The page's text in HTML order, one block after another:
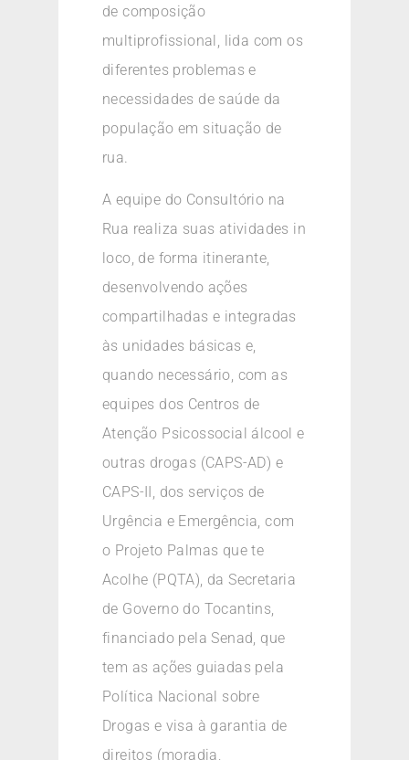
de composição
multiprofissional, lida com os
diferentes problemas e
necessidades de saúde da
população em situação de
rua.
A equipe do Consultório na
Rua realiza suas atividades in
loco, de forma itinerante,
desenvolvendo ações
compartilhadas e integradas
às unidades básicas e,
quando necessário, com as
equipes dos Centros de
Atenção Psicossocial álcool e
outras drogas (CAPS-AD) e
CAPS-II, dos serviços de
Urgência e Emergência, com
o Projeto Palmas que te
Acolhe (PQTA), da Secretaria
de Governo do Tocantins,
financiado pela Senad, que
tem as ações guiadas pela
Política Nacional sobre
Drogas e visa à garantia de
direitos (moradia,